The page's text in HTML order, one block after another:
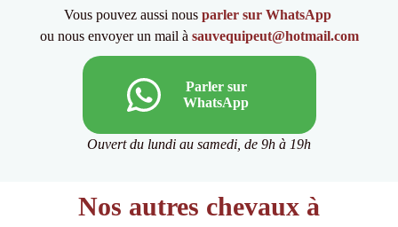
Vous pouvez aussi nous parler sur WhatsApp
ou nous envoyer un mail à sauvequipeut@hotmail.com
Parler sur
WhatsApp
Ouvert du lundi au samedi, de 9h à 19h
Nos autres chevaux à